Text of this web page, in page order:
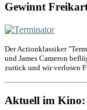
Gewinnt
Der Actionklassiker
und James Cameron
zurück und wir verlosen
Aktuell im